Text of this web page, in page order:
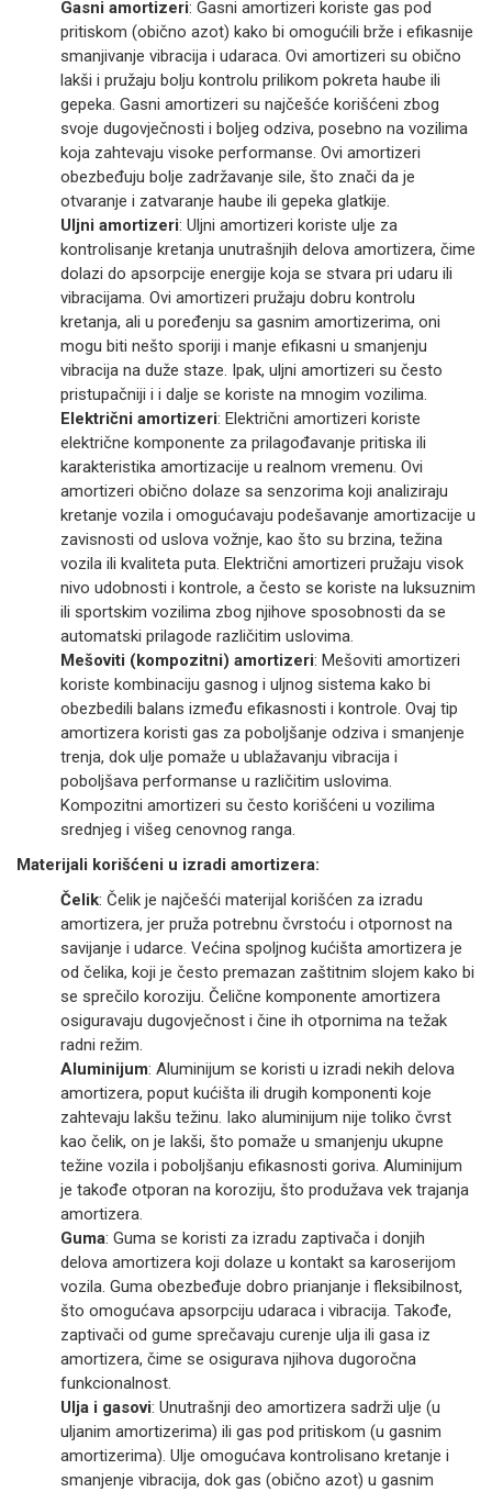
Gasni amortizeri: Gasni amortizeri koriste gas pod
pritiskom (obično azot) kako bi omogućili brže i efikasnije
smanjivanje vibracija i udaraca. Ovi amortizeri su obično
lakši i pružaju bolju kontrolu prilikom pokreta haube ili
gepeka. Gasni amortizeri su najčešće korišćeni zbog
svoje dugovječnosti i boljeg odziva, posebno na vozilima
koja zahtevaju visoke performanse. Ovi amortizeri
obezbeđuju bolje zadržavanje sile, što znači da je
otvaranje i zatvaranje haube ili gepeka glatkije.
Uljni amortizeri: Uljni amortizeri koriste ulje za
kontrolisanje kretanja unutrašnjih delova amortizera, čime
dolazi do apsorpcije energije koja se stvara pri udaru ili
vibracijama. Ovi amortizeri pružaju dobru kontrolu
kretanja, ali u poređenju sa gasnim amortizerima, oni
mogu biti nešto sporiji i manje efikasni u smanjenju
vibracija na duže staze. Ipak, uljni amortizeri su često
pristupačniji i i dalje se koriste na mnogim vozilima.
Električni amortizeri: Električni amortizeri koriste
električne komponente za prilagođavanje pritiska ili
karakteristika amortizacije u realnom vremenu. Ovi
amortizeri obično dolaze sa senzorima koji analiziraju
kretanje vozila i omogućavaju podešavanje amortizacije u
zavisnosti od uslova vožnje, kao što su brzina, težina
vozila ili kvaliteta puta. Električni amortizeri pružaju visok
nivo udobnosti i kontrole, a često se koriste na luksuznim
ili sportskim vozilima zbog njihove sposobnosti da se
automatski prilagode različitim uslovima.
Mešoviti (kompozitni) amortizeri: Mešoviti amortizeri
koriste kombinaciju gasnog i uljnog sistema kako bi
obezbedili balans između efikasnosti i kontrole. Ovaj tip
amortizera koristi gas za poboljšanje odziva i smanjenje
trenja, dok ulje pomaže u ublažavanju vibracija i
poboljšava performanse u različitim uslovima.
Kompozitni amortizeri su često korišćeni u vozilima
srednjeg i višeg cenovnog ranga.
Materijali korišćeni u izradi amortizera:
Čelik: Čelik je najčešći materijal korišćen za izradu
amortizera, jer pruža potrebnu čvrstoću i otpornost na
savijanje i udarce. Većina spoljnog kućišta amortizera je
od čelika, koji je često premazan zaštitnim slojem kako bi
se sprečilo koroziju. Čelične komponente amortizera
osiguravaju dugovječnost i čine ih otpornima na težak
radni režim.
Aluminijum: Aluminijum se koristi u izradi nekih delova
amortizera, poput kućišta ili drugih komponenti koje
zahtevaju lakšu težinu. Iako aluminijum nije toliko čvrst
kao čelik, on je lakši, što pomaže u smanjenju ukupne
težine vozila i poboljšanju efikasnosti goriva. Aluminijum
je takođe otporan na koroziju, što produžava vek trajanja
amortizera.
Guma: Guma se koristi za izradu zaptivača i donjih
delova amortizera koji dolaze u kontakt sa karoserijom
vozila. Guma obezbeđuje dobro prianjanje i fleksibilnost,
što omogućava apsorpciju udaraca i vibracija. Takođe,
zaptivači od gume sprečavaju curenje ulja ili gasa iz
amortizera, čime se osigurava njihova dugoročna
funkcionalnost.
Ulja i gasovi: Unutrašnji deo amortizera sadrži ulje (u
uljanim amortizerima) ili gas pod pritiskom (u gasnim
amortizerima). Ulje omogućava kontrolisano kretanje i
smanjenje vibracija, dok gas (obično azot) u gasnim